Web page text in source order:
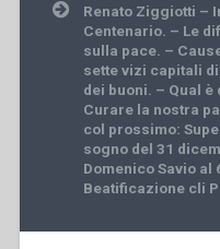
Renato Ziggiotti –
Centenario. – Le
sulla pace. –
sette vizi capitali
dei buoni. – Qual
Curare la nostra
col prossimo:
sogno del 31
Domenico Savio al
Beatificazione cli